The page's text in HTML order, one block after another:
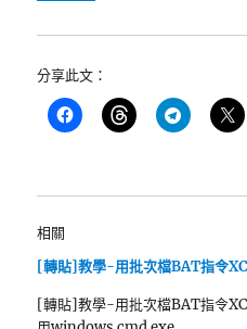
分享此文：
相關
[轉貼]教學-用批次檔BAT指令
[轉貼]教學-用批次檔BAT指令